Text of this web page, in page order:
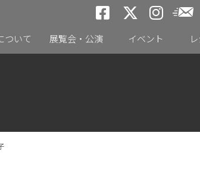
トーキ
トート
ついて 展覧会・公演 イベント